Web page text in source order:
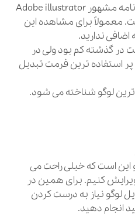
فرمت مخصوص برنامه مشهور Adobe illustrator
معمولاً برای مشاهده این
اضافی ندارید.
در گذشته کم بود ولی در
استفاده ترین فرمت تبدیل
ترین لوگو شناخته می شود.
این است که خیلی راحت می
ویرایش کنیم. برای همین در
لوگو نیاز به درست کردن
انجام دهید.